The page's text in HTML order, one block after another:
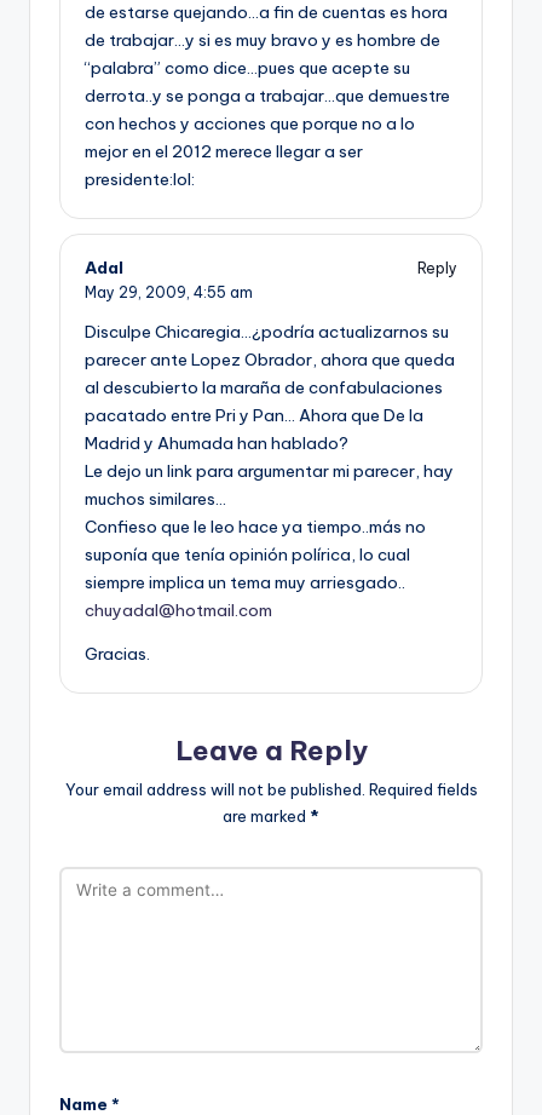
de estarse quejando…a fin de cuentas es hora
de trabajar…y si es muy bravo y es hombre de
“palabra” como dice…pues que acepte su
derrota..y se ponga a trabajar…que demuestre
con hechos y acciones que porque no a lo
mejor en el 2012 merece llegar a ser
presidente:lol:
Adal
Reply
May 29, 2009, 4:55 am
Disculpe Chicaregia…¿podrí­a actualizarnos su
parecer ante Lopez Obrador, ahora que queda
al descubierto la maraña de confabulaciones
pacatado entre Pri y Pan… Ahora que De la
Madrid y Ahumada han hablado?
Le dejo un link para argumentar mi parecer, hay
muchos similares…
Confieso que le leo hace ya tiempo..más no
suponí­a que tení­a opinión polí­rica, lo cual
siempre implica un tema muy arriesgado..
chuyadal@hotmail.com
Gracias.
Leave a Reply
Your email address will not be published. Required fields
are marked *
Name *